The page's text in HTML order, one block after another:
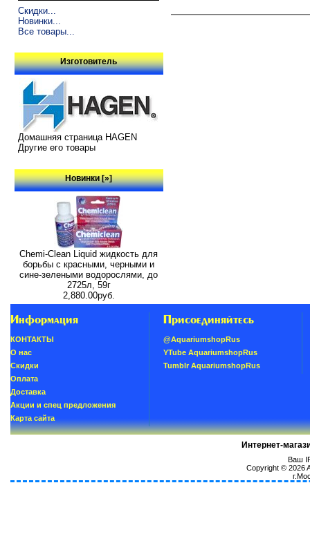
Скидки...
Новинки...
Все товары...
Изготовитель
Домашняя страница HAGEN
Другие его товары
Новинки [»]
Chemi-Clean Liquid жидкость для
борьбы с красными, черными и
сине-зелеными водорослями, до
2725л, 59г
2,880.00руб.
Информация
КОНТАКТЫ
О нас
Скидки
Oплатa
Доставка
Акции и спец предложения
Карта сайта
Присоединяйтесь
@AquariumshopRus
YTube AquariumshopRus
Tumblr AquariumshopRus
Интернет-
Ваш
Copyright © 2026